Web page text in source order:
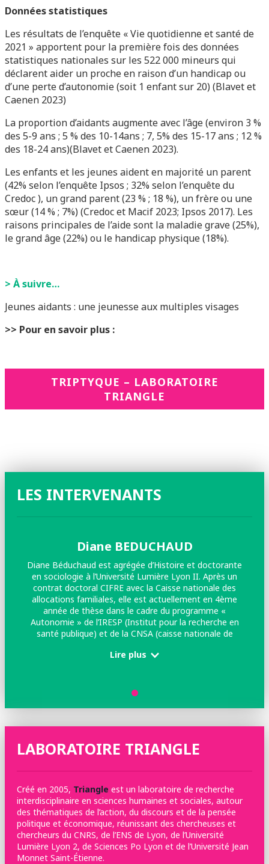
Données statistiques
Les résultats de l’enquête « Vie quotidienne et santé de
2021 » apportent pour la première fois des données
statistiques nationales sur les 522 000 mineurs qui
déclarent aider un proche en raison d’un handicap ou
d’une perte d’autonomie (soit 1 enfant sur 20) (Blavet et
Caenen 2023)
La proportion d’aidants augmente avec l’âge (environ 3 %
des 5-9 ans ; 5 % des 10-14ans ; 7, 5% des 15-17 ans ; 12 %
des 18-24 ans)(Blavet et Caenen 2023).
Les enfants et les jeunes aident en majorité un parent
(42% selon l’enquête Ipsos ; 32% selon l’enquête du
Credoc ), un grand parent (23 % ; 18 %), un frère ou une
sœur (14 % ; 7%) (Credoc et Macif 2023; Ipsos 2017). Les
raisons principales de l’aide sont la maladie grave (25%),
le grand âge (22%) ou le handicap physique (18%).
> À suivre…
Jeunes aidants : une jeunesse aux multiples visages
>> Pour en savoir plus :
TRIPTYQUE – LABORATOIRE
TRIANGLE
LES INTERVENANTS
Diane BEDUCHAUD
Diane Béduchaud est agrégée d’Histoire et doctorante
en sociologie à l’Université Lumière Lyon II. Après un
contrat doctoral CIFRE avec la Caisse nationale des
allocations familiales, elle est actuellement en 4ème
année de thèse dans le cadre du programme «
Autonomie » de l’IRESP (Institut pour la recherche en
santé publique) et de la CNSA (caisse nationale de
direction d’Hélène Buisson Fenet s’intéresse aux jeunes
de la famille. Elle a notamment publié l’article « Aider un
revue Lien Social et Politique.
Lire plus
LABORATOIRE TRIANGLE
Créé en 2005, Triangle est un laboratoire de recherche
interdisciplinaire en sciences humaines et sociales, autour
des thématiques de l’action, du discours et de la pensée
politique et économique, réunissant des chercheuses et
chercheurs du CNRS, de l’ENS de Lyon, de l’Université
Lumière Lyon 2, de Sciences Po Lyon et de l’Université Jean
Monnet Saint-Étienne.